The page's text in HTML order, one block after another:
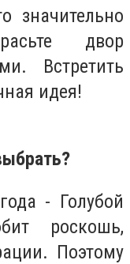
значительно
двор
Встретить
идея!
- Голубой
роскошь,
Поэтому